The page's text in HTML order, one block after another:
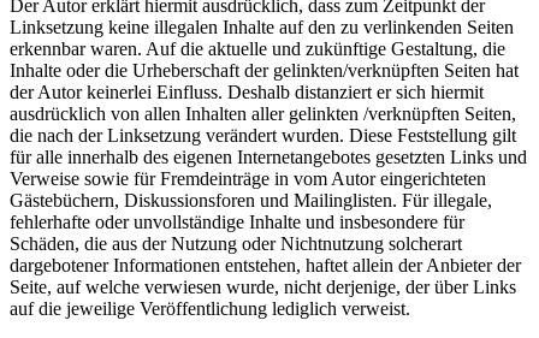
Der Autor erklärt hiermit ausdrücklich, dass zum Zeitpunkt der
Linksetzung keine illegalen Inhalte auf den zu verlinkenden Seiten
erkennbar waren. Auf die aktuelle und zukünftige Gestaltung, die
Inhalte oder die Urheberschaft der gelinkten/verknüpften Seiten hat
der Autor keinerlei Einfluss. Deshalb distanziert er sich hiermit
ausdrücklich von allen Inhalten aller gelinkten /verknüpften Seiten,
die nach der Linksetzung verändert wurden. Diese Feststellung gilt
für alle innerhalb des eigenen Internetangebotes gesetzten Links und
Verweise sowie für Fremdeinträge in vom Autor eingerichteten
Gästebüchern, Diskussionsforen und Mailinglisten. Für illegale,
fehlerhafte oder unvollständige Inhalte und insbesondere für
Schäden, die aus der Nutzung oder Nichtnutzung solcherart
dargebotener Informationen entstehen, haftet allein der Anbieter der
Seite, auf welche verwiesen wurde, nicht derjenige, der über Links
auf die jeweilige Veröffentlichung lediglich verweist.